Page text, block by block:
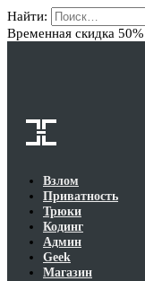
Найти:
Временная скидка 50%
Взлом
Приватность
Трюки
Кодинг
Админ
Geek
Магазин